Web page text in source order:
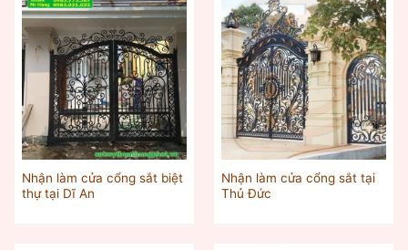
Nhận làm cửa cổng sắt biệt
thự tại Dĩ An
Nhận làm cửa cổng sắt tại
Thủ Đức